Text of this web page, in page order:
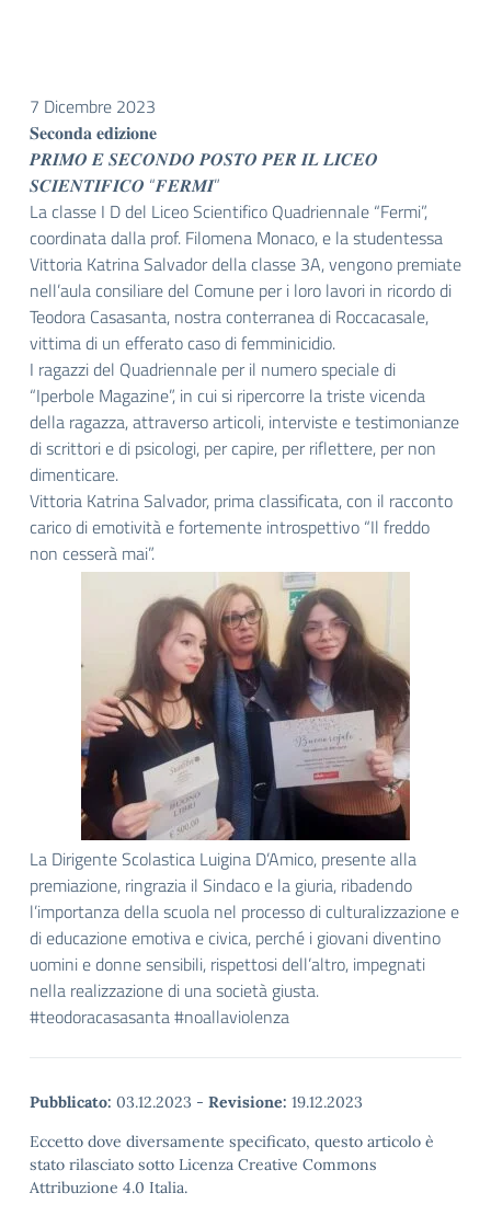
7 Dicembre 2023
𝐒𝐞𝐜𝐨𝐧𝐝𝐚 𝐞𝐝𝐢𝐳𝐢𝐨𝐧𝐞
𝑷𝑹𝑰𝑴𝑶 𝑬 𝑺𝑬𝑪𝑶𝑵𝑫𝑶 𝑷𝑶𝑺𝑻𝑶 𝑷𝑬𝑹 𝑰𝑳 𝑳𝑰𝑪𝑬𝑶
𝑺𝑪𝑰𝑬𝑵𝑻𝑰𝑭𝑰𝑪𝑶 “𝑭𝑬𝑹𝑴𝑰”
La classe I D del Liceo Scientifico Quadriennale “Fermi”,
coordinata dalla prof. Filomena Monaco, e la studentessa
Vittoria Katrina Salvador della classe 3A, vengono premiate
nell’aula consiliare del Comune per i loro lavori in ricordo di
Teodora Casasanta, nostra conterranea di Roccacasale,
vittima di un efferato caso di femminicidio.
I ragazzi del Quadriennale per il numero speciale di
“Iperbole Magazine”, in cui si ripercorre la triste vicenda
della ragazza, attraverso articoli, interviste e testimonianze
di scrittori e di psicologi, per capire, per riflettere, per non
dimenticare.
Vittoria Katrina Salvador, prima classificata, con il racconto
carico di emotività e fortemente introspettivo “Il freddo
non cesserà mai”.
La Dirigente Scolastica Luigina D’Amico, presente alla
premiazione, ringrazia il Sindaco e la giuria, ribadendo
l’importanza della scuola nel processo di culturalizzazione e
di educazione emotiva e civica, perché i giovani diventino
uomini e donne sensibili, rispettosi dell’altro, impegnati
nella realizzazione di una società giusta.
#teodoracasasanta #noallaviolenza
Pubblicato: 03.12.2023 - Revisione: 19.12.2023
Eccetto dove diversamente specificato, questo articolo è
stato rilasciato sotto Licenza Creative Commons
Attribuzione 4.0 Italia.